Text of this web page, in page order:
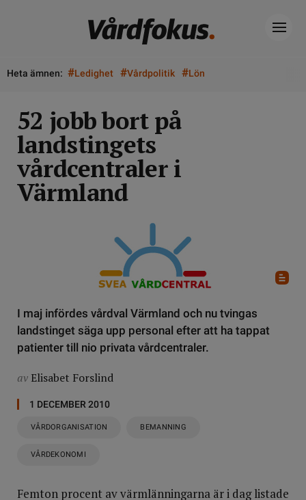
Heta ämnen: #Ledighet #Vårdpolitik #Lön
52 jobb bort på
landstingets
vårdcentraler i
Värmland
I maj infördes vårdval Värmland och nu tvingas
landstinget säga upp personal efter att ha tappat
patienter till nio privata vårdcentraler.
av Elisabet Forslind
1 DECEMBER 2010
VÅRDORGANISATION BEMANNING
VÅRDEKONOMI
Femton procent av värmlänningarna är i dag listade